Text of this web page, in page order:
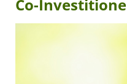
Co-